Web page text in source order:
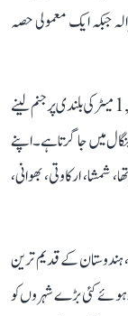
تمل ناڈو، تقریباً 4 فیصد کیرالہ جبکہ ایک معمولی حصہ
کوڈاگو کے جنگلاتی پہاڑی علاقے تلاکاویری سے تقریباً 1,340 میٹر کی بلندی پر جنم لینے
خلیجِ بنگال میں جا گرتا ہے۔ اپنے
شمشا، ارکاوتی، بھوانی،
ہندوستان کے قدیم ترین
ہوئے کئی بڑے شہروں کو